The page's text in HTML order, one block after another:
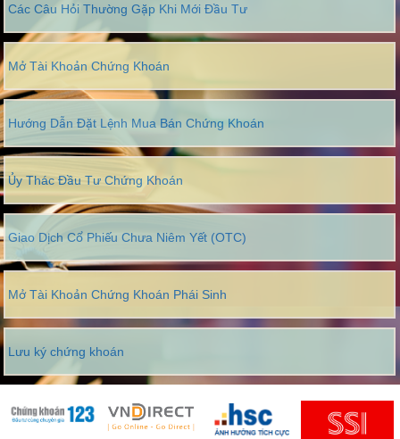
Các Câu Hỏi Thường Gặp Khi Mới Đầu Tư
Mở Tài Khoản Chứng Khoán
Hướng Dẫn Đặt Lệnh Mua Bán Chứng Khoán
Ủy Thác Đầu Tư Chứng Khoán
Giao Dịch Cổ Phiếu Chưa Niêm Yết (OTC)
Mở Tài Khoản Chứng Khoán Phái Sinh
Lưu ký chứng khoán